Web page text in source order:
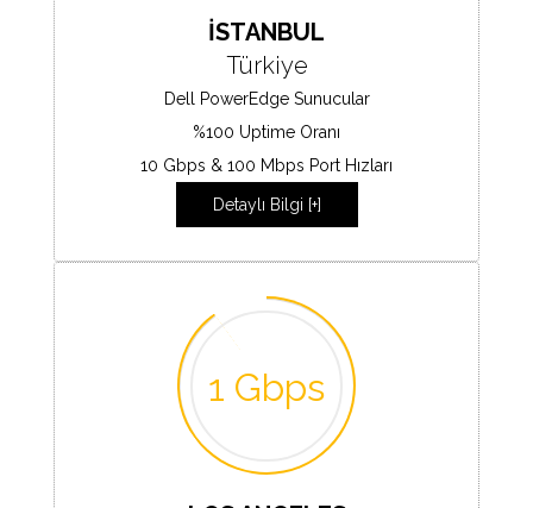
İSTANBUL
Türkiye
Dell PowerEdge Sunucular
%100 Uptime Oranı
10 Gbps & 100 Mbps Port Hızları
Detaylı Bilgi [+]
1 Gbps